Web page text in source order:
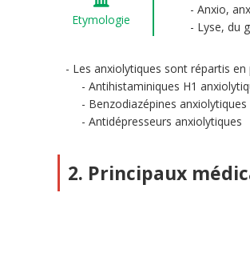
Etymologie
Anxio,
Lyse, du
Les anxiolytiques sont répartis en
Antihistaminiques H1
Benzodiazépines anxiolytiques
Antidépresseurs anxiolytiques
2. Principaux